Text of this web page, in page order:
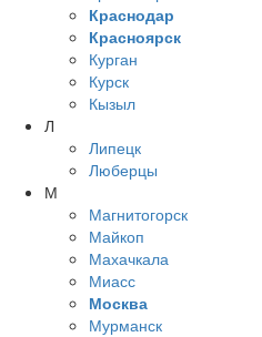
Краснодар
Красноярск
Курган
Курск
Кызыл
Л
Липецк
Люберцы
М
Магнитогорск
Майкоп
Махачкала
Миасс
Москва
Мурманск